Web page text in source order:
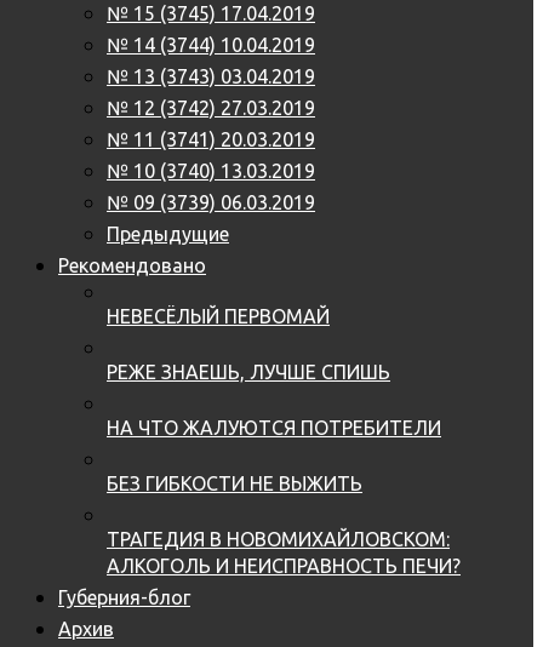
№ 15 (3745) 17.04.2019
№ 14 (3744) 10.04.2019
№ 13 (3743) 03.04.2019
№ 12 (3742) 27.03.2019
№ 11 (3741) 20.03.2019
№ 10 (3740) 13.03.2019
№ 09 (3739) 06.03.2019
Предыдущие
Рекомендовано
НЕВЕСЁЛЫЙ ПЕРВОМАЙ
РЕЖЕ ЗНАЕШЬ, ЛУЧШЕ СПИШЬ
НА ЧТО ЖАЛУЮТСЯ ПОТРЕБИТЕЛИ
БЕЗ ГИБКОСТИ НЕ ВЫЖИТЬ
ТРАГЕДИЯ В НОВОМИХАЙЛОВСКОМ:
АЛКОГОЛЬ И НЕИСПРАВНОСТЬ ПЕЧИ?
Губерния-блог
Архив